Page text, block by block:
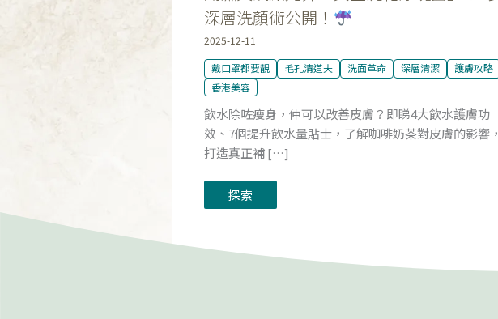
深層洗顏術公開！
2025-12-11
戴口罩都要靚
毛孔清道夫 洗面革命 深層清潔
護膚攻略
香港美容
飲水除咗瘦身，仲可以改善皮膚？即睇4大飲水護膚功
效、7個提升飲水量貼士，了解咖啡奶茶對皮膚的影響，
打造真正補 […]
術
公
開！
探索